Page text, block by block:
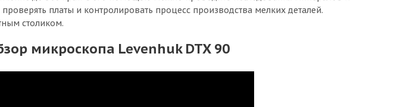
платы и контролировать процесс производства мелких деталей.
столиком.
микроскопа Levenhuk DTX 90